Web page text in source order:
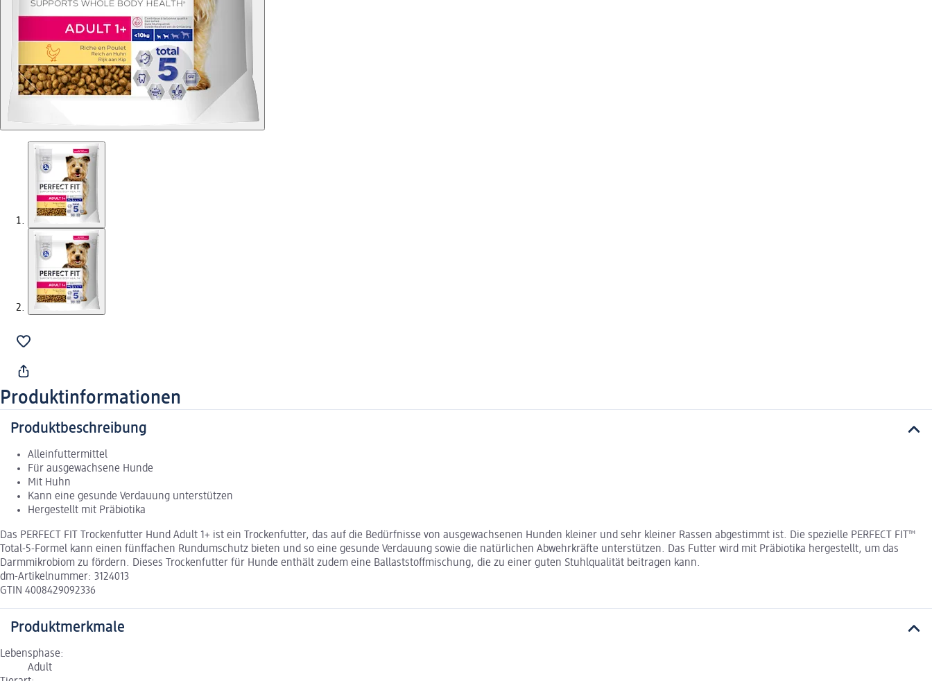
Produktinformationen
Produktbeschreibung
Alleinfuttermittel
Für ausgewachsene Hunde
Mit Huhn
Kann eine gesunde Verdauung unterstützen
Hergestellt mit Präbiotika
Das PERFECT FIT Trockenfutter Hund Adult 1+ ist ein Trockenfutter, das auf die Bedürfnisse von ausgewachsenen Hunden kleiner und sehr kleiner Rassen abgestimmt ist. Die spezielle PERFECT FIT™
Total-5-Formel kann einen fünffachen Rundumschutz bieten und so eine gesunde Verdauung sowie die natürlichen Abwehrkräfte unterstützen. Das Futter wird mit Präbiotika hergestellt, um das
Darmmikrobiom zu fördern. Dieses Trockenfutter für Hunde enthält zudem eine Ballaststoffmischung, die zu einer guten Stuhlqualität beitragen kann.
dm-Artikelnummer: 3124013
GTIN 4008429092336
Produktmerkmale
Lebensphase:
Adult